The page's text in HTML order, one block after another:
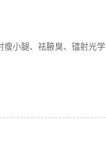
瘦小腿、祛腋臭、镭射光学